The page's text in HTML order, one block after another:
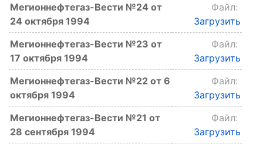
Мегионнефтегаз-Вести №24 от
24 октября 1994
Файл:
Загрузить
Мегионнефтегаз-Вести №23 от
17 октября 1994
Файл:
Загрузить
Мегионнефтегаз-Вести №22 от 6
октября 1994
Файл:
Загрузить
Мегионнефтегаз-Вести №21 от
28 сентября 1994
Файл:
Загрузить